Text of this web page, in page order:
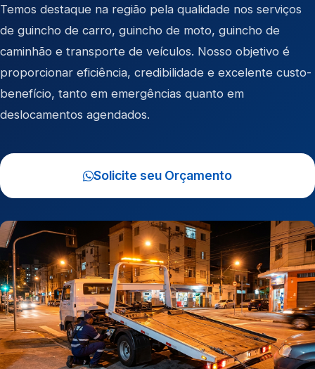
Temos destaque na região pela qualidade nos serviços
de guincho de carro, guincho de moto, guincho de
caminhão e transporte de veículos. Nosso objetivo é
proporcionar eficiência, credibilidade e excelente custo-
benefício, tanto em emergências quanto em
deslocamentos agendados.
Solicite seu Orçamento